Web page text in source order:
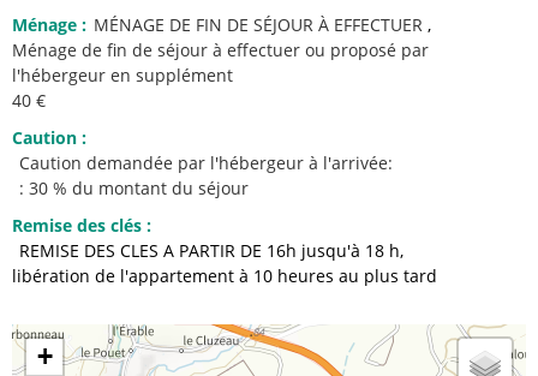
Ménage : MÉNAGE DE FIN DE SÉJOUR À EFFECTUER
Ménage de fin de séjour à effectuer ou proposé par
l'hébergeur en supplément
40 €
Caution :
Caution demandée par l'hébergeur à l'arrivée:
: 30 % du montant du séjour
Remise des clés :
REMISE DES CLES A PARTIR DE 16h jusqu'à 18 h
libération de l'appartement à 10 heures au plus tard
+